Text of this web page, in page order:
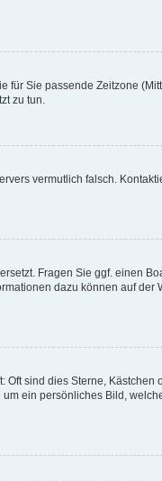
Sie passende Zeitzone
zu tun.
vermutlich falsch.
Fragen Sie ggf. einen
dazu können auf der
sind dies Sterne, Kästchen
ein persönliches Bild,